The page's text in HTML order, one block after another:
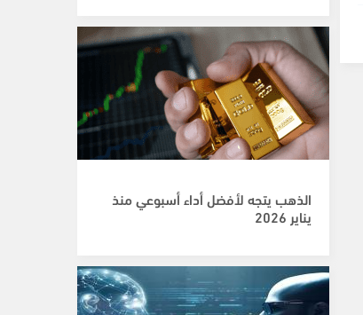
الذهب يتجه لأفضل أداء أسبوعي منذ
يناير 2026